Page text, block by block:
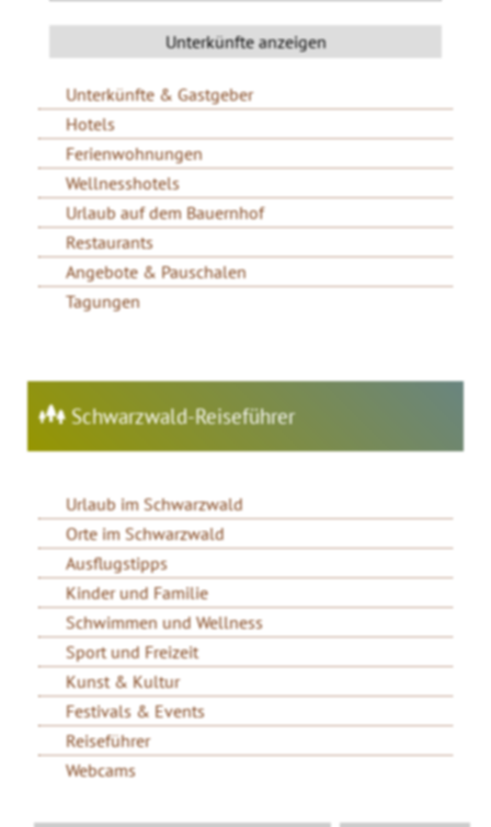
Unterkünfte & Gastgeber
Hotels
Ferienwohnungen
Wellnesshotels
Urlaub auf dem Bauernhof
Restaurants
Angebote & Pauschalen
Tagungen
Schwarzwald-Reiseführer
Urlaub im Schwarzwald
Orte im Schwarzwald
Ausflugstipps
Kinder und Familie
Schwimmen und Wellness
Sport und Freizeit
Kunst & Kultur
Festivals & Events
Reiseführer
Webcams